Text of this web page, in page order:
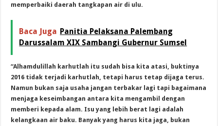
memperbaiki daerah tangkapan air di ulu.
Baca Juga Panitia Pelaksana Palembang
Darussalam XIX Sambangi Gubernur Sumsel
“Alhamdulillah karhutlah itu sudah bisa kita atasi, buktinya
2016 tidak terjadi karhutlah, tetapi harus tetap dijaga terus.
Namun bukan saja usaha jangan terbakar lagi tapi bagaimana
menjaga keseimbangan antara kita mengambil dengan
memberi kepada alam. Isu yang lebih berat lagi adalah
kelangkaan air baku. Banyak yang harus kita jaga, bukan